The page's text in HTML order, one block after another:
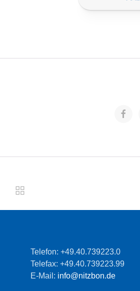
Telefon: +49.40.739223.0
Telefax: +49.40.739223.99
E-Mail: info@nitzbon.de